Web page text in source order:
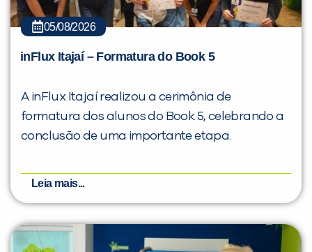
05/08/2026
inFlux Itajaí – Formatura do Book 5
A inFlux Itajaí realizou a cerimônia de
formatura dos alunos do Book 5, celebrando a
conclusão de uma importante etapa.
Leia mais...